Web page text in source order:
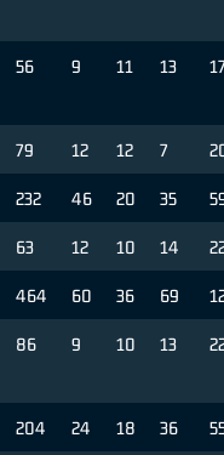
56 9 11 13 17
79 12 12 7
232 46 20 35
63 12 10 14
464 60 36 69
86 9 10 13
204 24 18 36